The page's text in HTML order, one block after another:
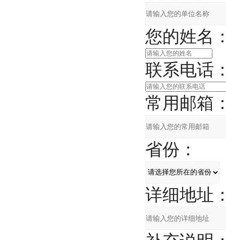
您的姓名
联系电话
常用邮箱
省份：
详细地址